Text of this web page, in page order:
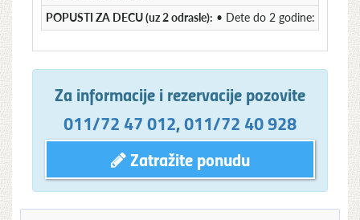
POPUSTI ZA DECU (uz 2 odrasle): • Dete do 2 godine: GRATIS
Za informacije i rezervacije pozovite
011/72 47 012,011/72 40 928
Zatražite ponudu